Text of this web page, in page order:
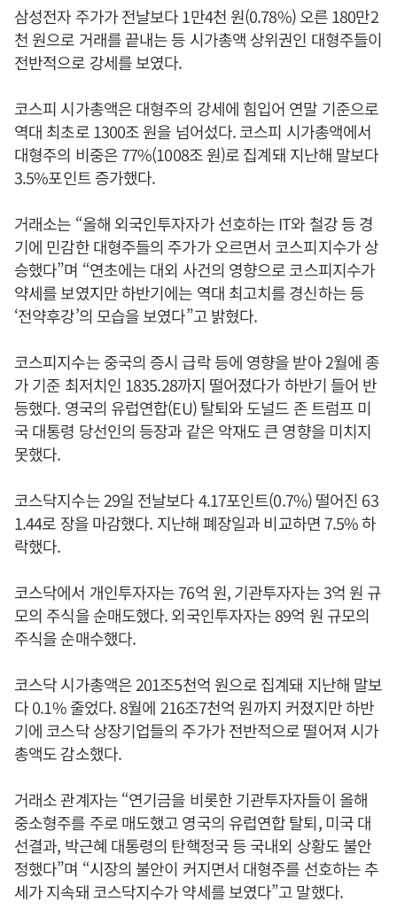
삼성전자 주가가 전날보다 1만4천 원(0.78%) 오른 180만2
천 원으로 거래를 끝내는 등 시가총액 상위권인 대형주들이
전반적으로 강세를 보였다.
코스피 시가총액은 대형주의 강세에 힘입어 연말 기준으로
역대 최초로 1300조 원을 넘어섰다. 코스피 시가총액에서
대형주의 비중은 77%(1008조 원)로 집계돼 지난해 말보다
3.5%포인트 증가했다.
거래소는 “올해 외국인투자자가 선호하는 IT와 철강 등 경
기에 민감한 대형주들의 주가가 오르면서 코스피지수가 상
승했다”며 “연초에는 대외 사건의 영향으로 코스피지수가
약세를 보였지만 하반기에는 역대 최고치를 경신하는 등
‘전약후강’의 모습을 보였다”고 밝혔다.
코스피지수는 중국의 증시 급락 등에 영향을 받아 2월에 종
가 기준 최저치인 1835.28까지 떨어졌다가 하반기 들어 반
등했다. 영국의 유럽연합(EU) 탈퇴와 도널드 존 트럼프 미
국 대통령 당선인의 등장과 같은 악재도 큰 영향을 미치지
못했다.
코스닥지수는 29일 전날보다 4.17포인트(0.7%) 떨어진 63
1.44로 장을 마감했다. 지난해 폐장일과 비교하면 7.5% 하
락했다.
코스닥에서 개인투자자는 76억 원, 기관투자자는 3억 원 규
모의 주식을 순매도했다. 외국인투자자는 89억 원 규모의
주식을 순매수했다.
코스닥 시가총액은 201조5천억 원으로 집계돼 지난해 말보
다 0.1% 줄었다. 8월에 216조7천억 원까지 커졌지만 하반
기에 코스닥 상장기업들의 주가가 전반적으로 떨어져 시가
총액도 감소했다.
거래소 관계자는 “연기금을 비롯한 기관투자자들이 올해
중소형주를 주로 매도했고 영국의 유럽연합 탈퇴, 미국 대
선결과, 박근혜 대통령의 탄핵정국 등 국내외 상황도 불안
정했다”며 “시장의 불안이 커지면서 대형주를 선호하는 추
세가 지속돼 코스닥지수가 약세를 보였다”고 말했다.